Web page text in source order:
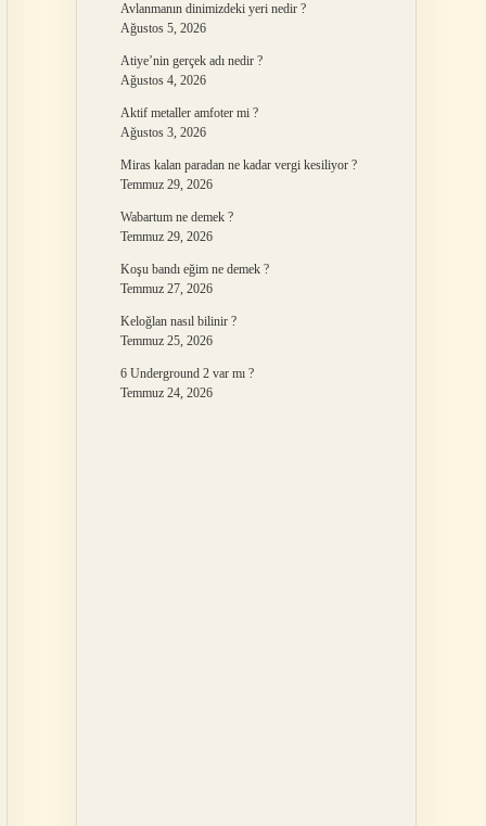
Avlanmanın dinimizdeki yeri nedir ?
Ağustos 5, 2026
Atiye’nin gerçek adı nedir ?
Ağustos 4, 2026
Aktif metaller amfoter mi ?
Ağustos 3, 2026
Miras kalan paradan ne kadar vergi kesiliyor ?
Temmuz 29, 2026
Wabartum ne demek ?
Temmuz 29, 2026
Koşu bandı eğim ne demek ?
Temmuz 27, 2026
Keloğlan nasıl bilinir ?
Temmuz 25, 2026
6 Underground 2 var mı ?
Temmuz 24, 2026